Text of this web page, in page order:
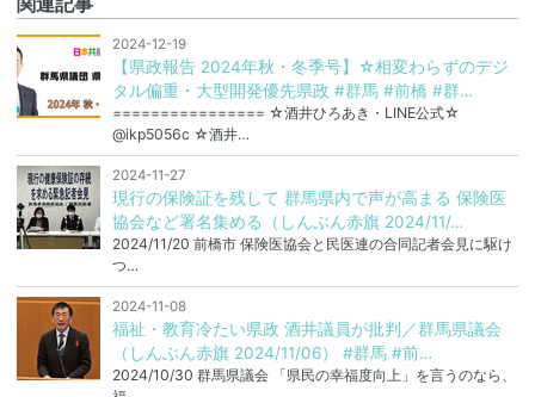
2024-12-19
【県政報告 2024年秋・冬季号】☆相変わらずのデジ
タル偏重・大型開発優先県政 #群馬 #前橋 #群…
================ ☆酒井ひろあき・LINE公式☆
@ikp5056c ☆酒井…
2024-11-27
現行の保険証を残して 群馬県内で声が高まる 保険医
協会など署名集める（しんぶん赤旗 2024/11/…
2024/11/20 前橋市 保険医協会と民医連の合同記者会見に駆け
つ…
2024-11-08
福祉・教育冷たい県政 酒井議員が批判／群馬県議会
（しんぶん赤旗 2024/11/06） #群馬 #前…
2024/10/30 群馬県議会 「県民の幸福度向上」を言うのなら、